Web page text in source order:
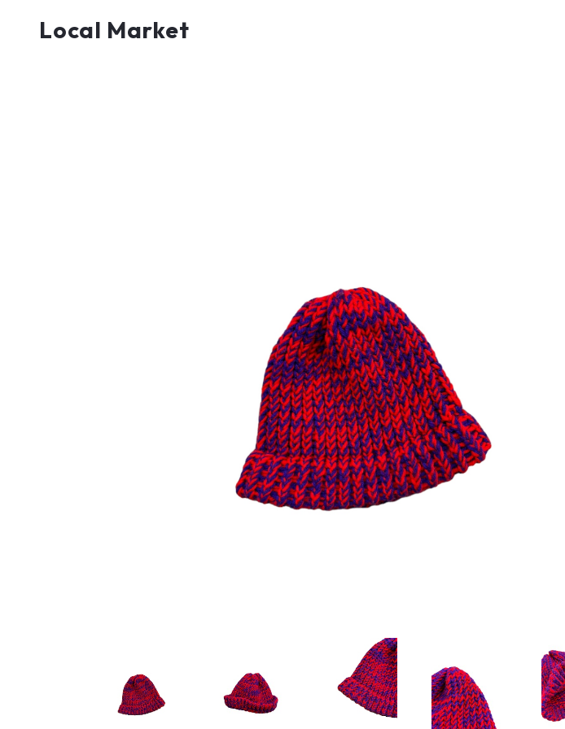
Local Market